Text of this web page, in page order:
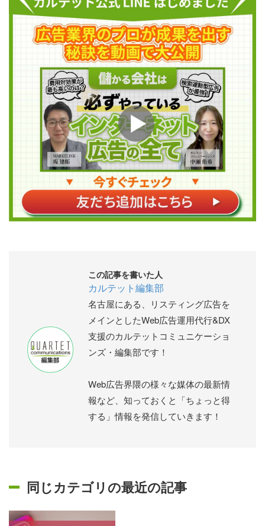
この記事を書いた人
カルテット編集部
名古屋にある、リスティング広告を
メインとしたWeb広告運用代行&DX
支援のカルテットコミュニケーショ
ンズ・編集部です！
Web広告界隈の様々な媒体の最新情
報など、知っておくと「ちょっと得
する」情報を発信していきます！
同じカテゴリの最近の記事